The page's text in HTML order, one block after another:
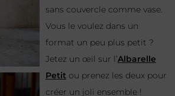
sans couvercle comme vase.
Vous le voulez dans un
format un peu plus petit ?
Jetez un œil sur l’Albarelle
Petitou prenez les deux pour
créer un joli ensemble !